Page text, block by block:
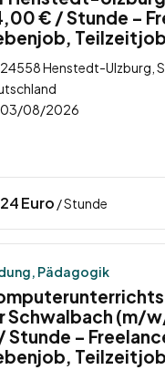
€ / Stunde –
Teilzeitjob
24558 Henstedt-Ulzburg,
03/08/2026
24Euro / Stunde
Pädagogik
Schwalbach (m/
Stunde –
Teilzeitjob